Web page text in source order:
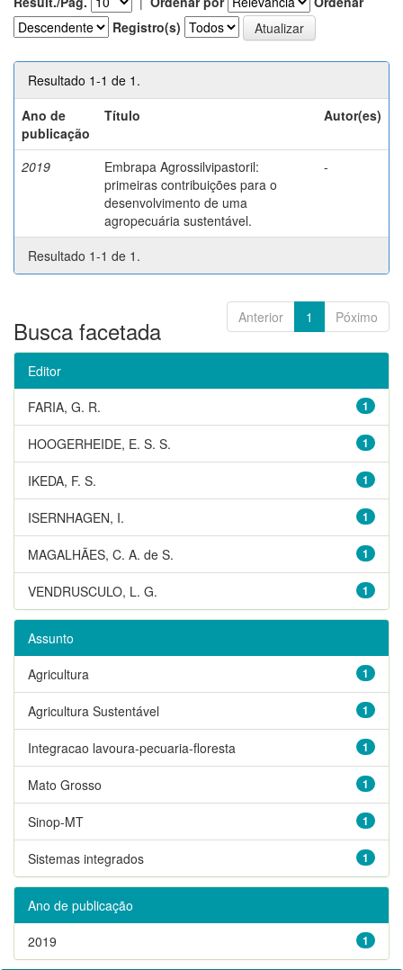
Registro(s)
Resultado 1-1 de 1.
Ano de
publicação
Título Autor(es)
2019
Embrapa Agrossilvipastoril:
primeiras contribuições para o
desenvolvimento de uma
agropecuária sustentável.
-
Resultado 1-1 de 1.
Anterior 1 Póximo
Busca facetada
Editor
1
FARIA, G. R.
1
HOOGERHEIDE, E. S. S.
1
IKEDA, F. S.
1
ISERNHAGEN, I.
1
MAGALHÃES, C. A. de S.
1
VENDRUSCULO, L. G.
Assunto
1
Agricultura
1
Agricultura Sustentável
1
Integracao lavoura-pecuaria-floresta
1
Mato Grosso
1
Sinop-MT
1
Sistemas integrados
Ano de publicação
1
2019